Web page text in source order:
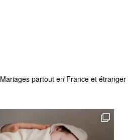
Mariages partout en France et étranger